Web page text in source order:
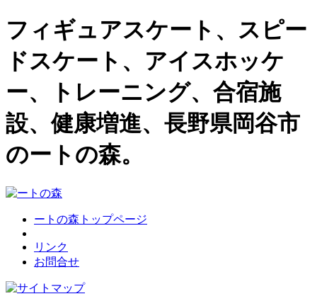
フィギュアスケート、スピー
ドスケート、アイスホッケ
ー、トレーニング、合宿施
設、健康増進、長野県岡谷市
のートの森。
ートの森トップページ
リンク
お問合せ